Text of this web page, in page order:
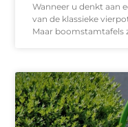
Wanneer u denkt aan
van de klassieke
Maar boomstamtafels